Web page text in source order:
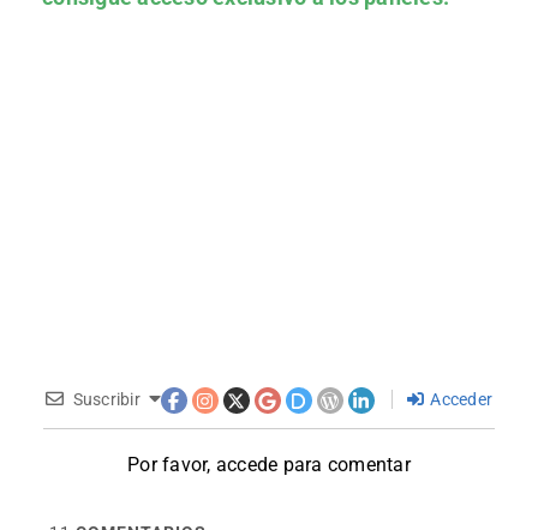
Suscribir Acceder
Por favor, accede para comentar